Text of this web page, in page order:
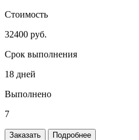
Стоимость
32400 руб.
Срок выполнения
18 дней
Выполнено
7
Заказать Подробнее